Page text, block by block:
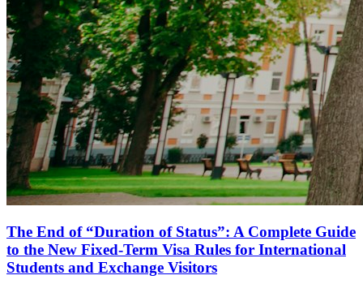
The End of “Duration of Status”: A Complete Guide
to the New Fixed-Term Visa Rules for International
Students and Exchange Visitors